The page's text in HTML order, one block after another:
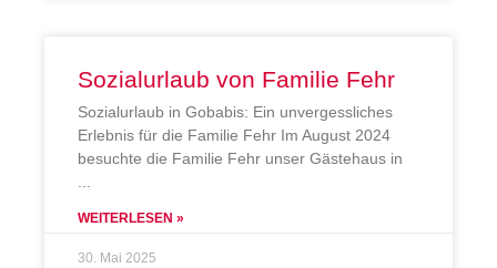
Sozialurlaub von Familie Fehr
Sozialurlaub in Gobabis: Ein unvergessliches
Erlebnis für die Familie Fehr Im August 2024
besuchte die Familie Fehr unser Gästehaus in
WEITERLESEN »
30. Mai 2025